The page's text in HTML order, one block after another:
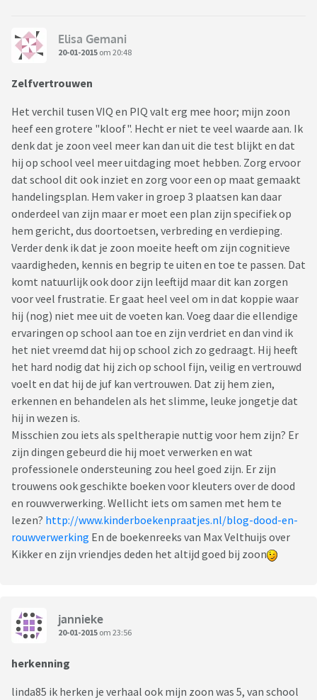
Elisa Gemani
20-01-2015 om 20:48
Zelfvertrouwen
Het verchil tusen VIQ en PIQ valt erg mee hoor; mijn zoon
heef een grotere "kloof". Hecht er niet te veel waarde aan. Ik
denk dat je zoon veel meer kan dan uit die test blijkt en dat
hij op school veel meer uitdaging moet hebben. Zorg ervoor
dat school dit ook inziet en zorg voor een op maat gemaakt
handelingsplan. Hem vaker in groep 3 plaatsen kan daar
onderdeel van zijn maar er moet een plan zijn specifiek op
hem gericht, dus doortoetsen, verbreding en verdieping.
Verder denk ik dat je zoon moeite heeft om zijn cognitieve
vaardigheden, kennis en begrip te uiten en toe te passen. Dat
komt natuurlijk ook door zijn leeftijd maar dit kan zorgen
voor veel frustratie. Er gaat heel veel om in dat koppie waar
hij (nog) niet mee uit de voeten kan. Voeg daar die ellendige
ervaringen op school aan toe en zijn verdriet en dan vind ik
het niet vreemd dat hij op school zich zo gedraagt. Hij heeft
het hard nodig dat hij zich op school fijn, veilig en vertrouwd
voelt en dat hij de juf kan vertrouwen. Dat zij hem zien,
erkennen en behandelen als het slimme, leuke jongetje dat
hij in wezen is.
Misschien zou iets als speltherapie nuttig voor hem zijn? Er
zijn dingen gebeurd die hij moet verwerken en wat
professionele ondersteuning zou heel goed zijn. Er zijn
trouwens ook geschikte boeken voor kleuters over de dood
en rouwverwerking. Wellicht iets om samen met hem te
lezen? http://www.kinderboekenpraatjes.nl/blog-dood-en-
rouwverwerking En de boekenreeks van Max Velthuijs over
Kikker en zijn vriendjes deden het altijd goed bij zoon
jannieke
20-01-2015 om 23:56
herkenning
linda85 ik herken je verhaal ook mijn zoon was 5, van school